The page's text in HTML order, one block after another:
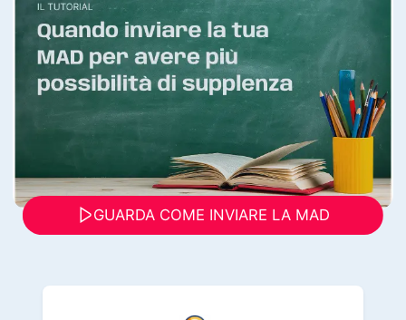
GUARDA COME INVIARE LA MAD